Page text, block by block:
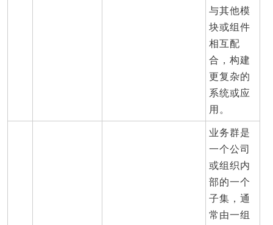
与其他模
块或组件
相互配
合，构建
更复杂的
系统或应
用。
业务群是
一个公司
或组织内
部的一个
子集，通
常由一组